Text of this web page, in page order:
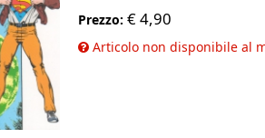
Prezzo: €4,90
Articolo non disponibile al